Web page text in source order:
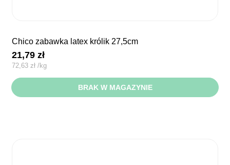
chico zabawka latex królik 27,5cm
21,79zł
72,63 zł /kg
BRAK W MAGAZYNIE